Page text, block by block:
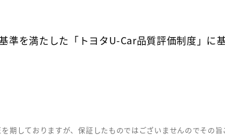
を満たした「トヨタU-Car品質評価制度」に
しておりますが、保証したものではございませんのでその